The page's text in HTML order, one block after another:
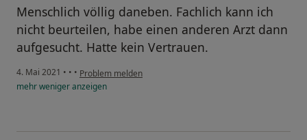
Menschlich völlig daneben. Fachlich kann ich
nicht beurteilen, habe einen anderen Arzt dann
aufgesucht. Hatte kein Vertrauen.
4. Mai 2021 • • • Problem melden
mehrwenigeranzeigen